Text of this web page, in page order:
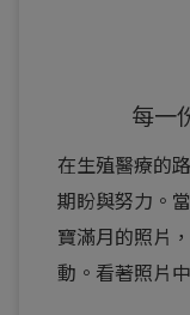
每一
在生殖醫療的
期盼與努力。
寶滿月的照片
動。看著照片